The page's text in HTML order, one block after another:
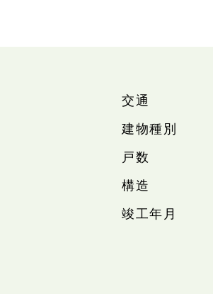
交通
建物種別
戸数
構造
竣工年月